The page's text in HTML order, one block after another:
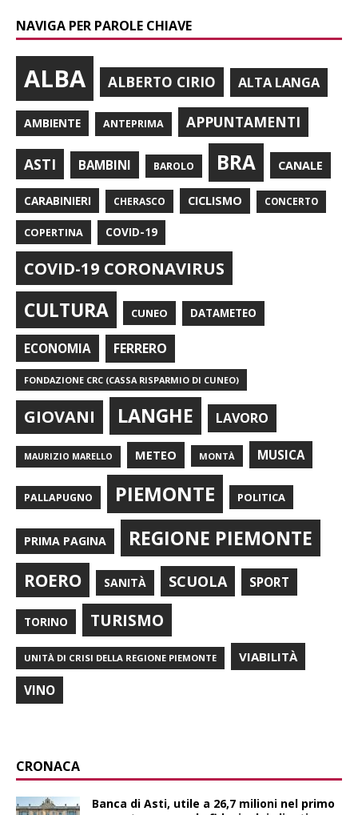
NAVIGA PER PAROLE CHIAVE
ALBA ALBERTO CIRIO ALTA LANGA
AMBIENTE ANTEPRIMA APPUNTAMENTI
ASTI BAMBINI BAROLO BRA CANALE
CARABINIERI CHERASCO CICLISMO CONCERTO
COPERTINA COVID-19
COVID-19 CORONAVIRUS
CULTURA CUNEO DATAMETEO
ECONOMIA FERRERO
FONDAZIONE CRC (CASSA RISPARMIO DI CUNEO)
GIOVANI LANGHE LAVORO
MAURIZIO MARELLO METEO MONTÀ MUSICA
PALLAPUGNO PIEMONTE POLITICA
PRIMA PAGINA REGIONE PIEMONTE
ROERO SANITÀ SCUOLA SPORT
TORINO TURISMO
UNITÀ DI CRISI DELLA REGIONE PIEMONTE VIABILITÀ
VINO
CRONACA
Banca di Asti, utile a 26,7 milioni nel primo